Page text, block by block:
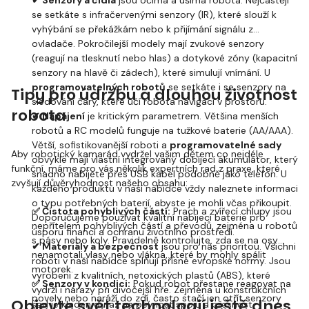
se setkáte s infračervenými senzory (IR), které slouží k
vyhýbání se překážkám nebo k přijímání signálu z
ovladače. Pokročilejší modely mají zvukové senzory
(reagují na tlesknutí nebo hlas) a dotykové zóny (kapacitní
senzory na hlavě či zádech), které simulují vnímání. U
programovatelných robotůse setkáte i se senzory na
sledování čáry, které učí robota navigaci v prostoru.
✔ Napájení je kritickým parametrem. Většina menších
robotů a RC modelů funguje na tužkové baterie (AA/AAA).
Větší, sofistikovanější roboti a programovatelné sady
obvykle mají vlastní integrovaný dobíjecí akumulátor, který
snadno nabijete přes USB kabel podobně jako telefon. U
každého produktu v naší nabídce vždy naleznete informaci
o typu potřebných baterií, abyste je mohli včas přikoupit.
Doporučujeme používat kvalitní nabíjecí baterie pro
úsporu financí a ochranu životního prostředí.
✔ Materiály a bezpečnost jsou pro nás prioritou. Všichni
roboti v naší nabídce splňují přísné evropské normy. Jsou
vyrobeni z kvalitních, netoxických plastů (ABS), které
vydrží i nárazy při divočejší hře. Zejména u konstrukčních
sad je kladen důraz na pevnost spojů a přesnost
Tipy pro údržbu a dlouhou životnost
robota
Aby robotický kamarád vydržel vašim dětem co nejdéle
funkční, máme pro vás několik expertních rad z praxe, které
zvyšují důvěryhodnost našeho obsahu:
✅ Čistota pohyblivých částí: Prach a zvířecí chlupy jsou
nepřítelem pohyblivých částí a převodů, zejména u robotů
s pásy nebo koly. Pravidelně kontrolujte, zda se na osy
nenamotali vlasy nebo vlákna, které by mohly spálit
motorek.
✅ Senzory v kondici: Pokud robot přestane reagovat na
povely nebo naráží do zdí, často stačí jen otřít senzory